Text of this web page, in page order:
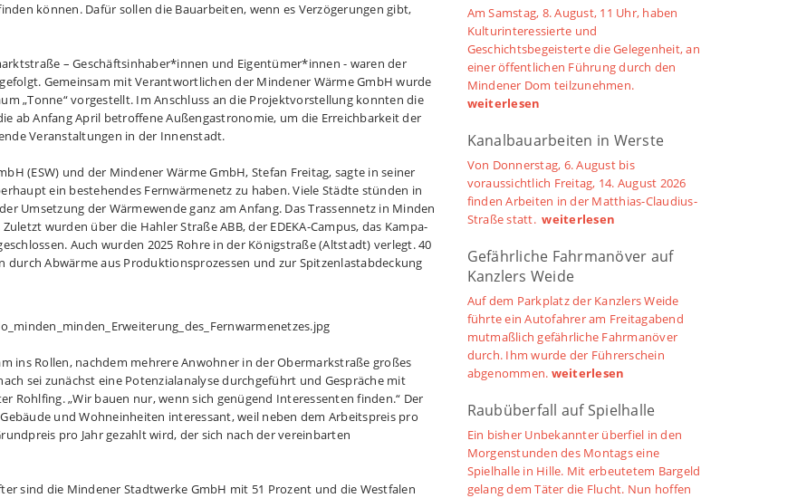
können. Dafür sollen die Bauarbeiten, wenn es Verzögerungen gibt,
– Geschäftsinhaber*innen und Eigentümer*innen - waren der
Gemeinsam mit Verantwortlichen der Mindener Wärme GmbH wurde
„Tonne“ vorgestellt. Im Anschluss an die Projektvorstellung konnten die
ab Anfang April betroffene Außengastronomie, um die Erreichbarkeit der
Veranstaltungen in der Innenstadt.
(ESW) und der Mindener Wärme GmbH, Stefan Freitag, sagte in seiner
ein bestehendes Fernwärmenetz zu haben. Viele Städte stünden in
Umsetzung der Wärmewende ganz am Anfang. Das Trassennetz in Minden
wurden über die Hahler Straße ABB, der EDEKA-Campus, das Kampa-
Auch wurden 2025 Rohre in der Königstraße (Altstadt) verlegt. 40
Abwärme aus Produktionsprozessen und zur Spitzenlastabdeckung
ins Rollen, nachdem mehrere Anwohner in der Obermarkstraße großes
sei zunächst eine Potenzialanalyse durchgeführt und Gespräche mit
„Wir bauen nur, wenn sich genügend Interessenten finden.“ Der
und Wohneinheiten interessant, weil neben dem Arbeitspreis pro
pro Jahr gezahlt wird, der sich nach der vereinbarten
sind die Mindener Stadtwerke GmbH mit 51 Prozent und die Westfalen
Am Samstag, 8. August, 11 Uhr, haben
Kulturinteressierte und
Geschichtsbegeisterte die Gelegenheit, an
einer öffentlichen Führung durch den
Mindener Dom teilzunehmen.
weiterlesen
Kanalbauarbeiten in Werste
Von Donnerstag, 6. August bis
voraussichtlich Freitag, 14. August 2026
finden Arbeiten in der Matthias-Claudius-
Straße statt.weiterlesen
Gefährliche Fahrmanöver auf
Kanzlers Weide
Auf dem Parkplatz der Kanzlers Weide
führte ein Autofahrer am Freitagabend
mutmaßlich gefährliche Fahrmanöver
durch. Ihm wurde der Führerschein
abgenommen. weiterlesen
Raubüberfall auf Spielhalle
Ein bisher Unbekannter überfiel in den
Morgenstunden des Montags eine
Spielhalle in Hille. Mit erbeutetem Bargeld
gelang dem Täter die Flucht. Nun hoffen